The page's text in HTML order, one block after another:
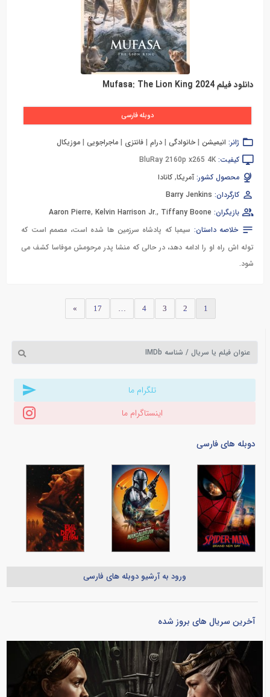
دانلود فیلم Mufasa: The Lion King 2024
دوبله فارسی
ژانر: انیمیشن | خانوادگی | درام | فانتزی | ماجراجویی | موزیکال
کیفیت: BluRay 2160p x265 4K
محصول کشور: آمریکا, کانادا
کارگردان: Barry Jenkins
بازیگران:
Aaron Pierre, Kelvin Harrison Jr., Tiffany Boone
خلاصه داستان: سیمبا که پادشاه سرزمین ها شده است، مصمم است که
توله اش راه او را ادامه دهد، در حالی که منشا پدر مرحومش موفاسا کشف می
شود.
1
2
3
4
…
17
»
تلگرام ما
اینستاگرام ما
دوبله های فارسی
ورود به آرشیو دوبله های فارسی
آخرین سریال های بروز شده